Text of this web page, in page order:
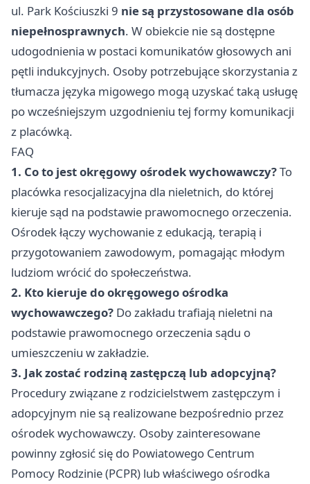
ul. Park Kościuszki 9 nie są przystosowane dla osób
niepełnosprawnych. W obiekcie nie są dostępne
udogodnienia w postaci komunikatów głosowych ani
pętli indukcyjnych. Osoby potrzebujące skorzystania z
tłumacza języka migowego mogą uzyskać taką usługę
po wcześniejszym uzgodnieniu tej formy komunikacji
z placówką.
FAQ
1. Co to jest okręgowy ośrodek wychowawczy?To
placówka resocjalizacyjna dla nieletnich, do której
kieruje sąd na podstawie prawomocnego orzeczenia.
Ośrodek łączy wychowanie z edukacją, terapią i
przygotowaniem zawodowym, pomagając młodym
ludziom wrócić do społeczeństwa.
2. Kto kieruje do okręgowego ośrodka
wychowawczego? Do zakładu trafiają nieletni na
podstawie prawomocnego orzeczenia sądu o
umieszczeniu w zakładzie.
3. Jak zostać rodziną zastępczą lub adopcyjną?
Procedury związane z rodzicielstwem zastępczym i
adopcyjnym nie są realizowane bezpośrednio przez
ośrodek wychowawczy. Osoby zainteresowane
powinny zgłosić się do Powiatowego Centrum
Pomocy Rodzinie (PCPR) lub właściwego ośrodka